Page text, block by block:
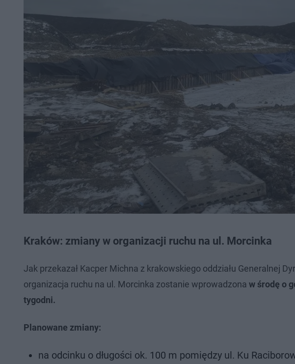
Kraków: zmiany w organizacji ruchu na ul. Morcinka
Jak przekazał Kacper Michna z krakowskiego oddziału Generalnej
organizacja ruchu na ul. Morcinka zostanie wprowadzona w środę o
tygodni.
Planowane zmiany:
na odcinku o długości ok. 100 m pomiędzy ul. Ku